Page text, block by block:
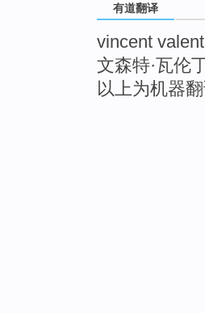
有道翻译
vincent
文森特·瓦伦
以上为机器